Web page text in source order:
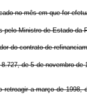
no mês em que for
pelo Ministro de Estado da
do contrato de
de 5 de novembro de
retroagir a março de 1998,